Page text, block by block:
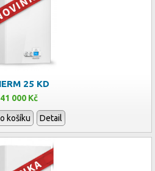
25 KD
41 000 Kč
košíku Detail